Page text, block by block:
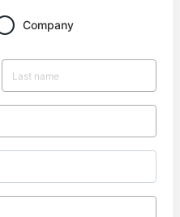
Company